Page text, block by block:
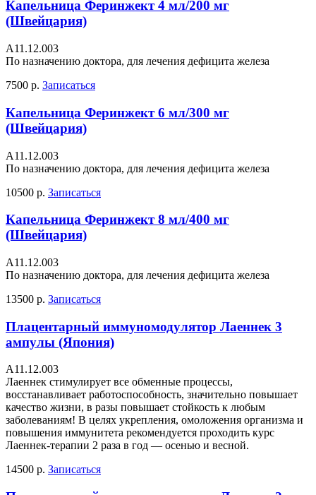
Капельница Феринжект 4 мл/200 мг
(Швейцария)
А11.12.003
По назначению доктора, для лечения дефицита железа
7500 р. Записаться
Капельница Феринжект 6 мл/300 мг
(Швейцария)
А11.12.003
По назначению доктора, для лечения дефицита железа
10500 р. Записаться
Капельница Феринжект 8 мл/400 мг
(Швейцария)
А11.12.003
По назначению доктора, для лечения дефицита железа
13500 р. Записаться
Плацентарный иммуномодулятор Лаеннек 3
ампулы (Япония)
А11.12.003
Лаеннек стимулирует все обменные процессы,
восстанавливает работоспособность, значительно повышает
качество жизни, в разы повышает стойкость к любым
заболеваниям! В целях укрепления, омоложения организма и
повышения иммунитета рекомендуется проходить курс
Лаеннек-терапии 2 раза в год — осенью и весной.
14500 р. Записаться